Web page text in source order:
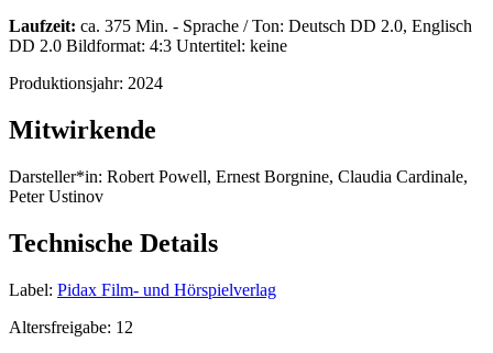
Laufzeit: ca. 375 Min. - Sprache / Ton: Deutsch DD 2.0, Englisch
DD 2.0 Bildformat: 4:3 Untertitel: keine
Produktionsjahr: 2024
Mitwirkende
Darsteller*in: Robert Powell, Ernest Borgnine, Claudia Cardinale,
Peter Ustinov
Technische Details
Label: Pidax Film- und Hörspielverlag
Altersfreigabe: 12